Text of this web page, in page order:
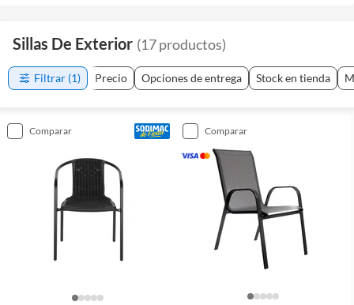
Sillas De Exterior (17productos)
Filtrar (1) Precio Opciones de entrega Stock en tienda
comparar comparar